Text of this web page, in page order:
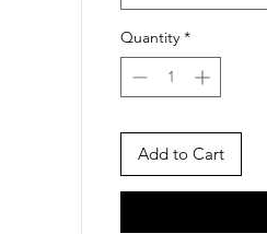
Quantity *
Add to Cart